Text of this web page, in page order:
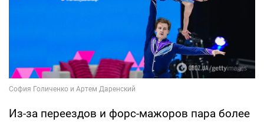
Из-за переездов и форс-мажоров пара более